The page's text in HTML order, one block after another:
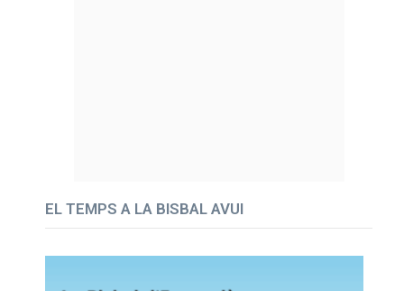
EL TEMPS A LA BISBAL AVUI